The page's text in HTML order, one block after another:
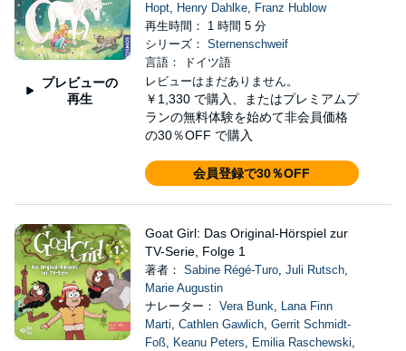
プレビューの
再生
Hopt, Henry Dahlke, Franz Hublow
再生時間： 1 時間 5 分
シリーズ： Sternenschweif
言語： ドイツ語
レビューはまだありません。
￥1,330 で購入、またはプレミアムプ
ランの無料体験を始めて非会員価格
の30％OFF で購入
会員登録で30％OFF
Goat Girl: Das Original-Hörspiel zur
TV-Serie, Folge 1
著者： Sabine Régé-Turo, Juli Rutsch,
Marie Augustin
ナレーター： Vera Bunk, Lana Finn
Marti, Cathlen Gawlich, Gerrit Schmidt-
Foß, Keanu Peters, Emilia Raschewski,